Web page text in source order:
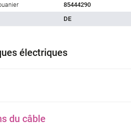
85444290
DE
électriques
du câble